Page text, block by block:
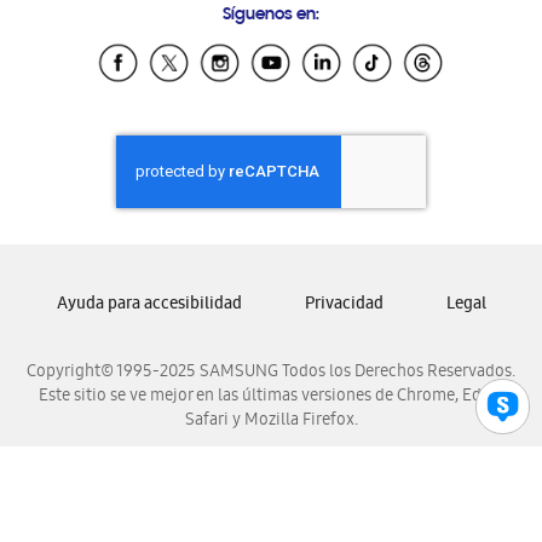
Samsung Ecuador
Samsung El Salvador
Samsung Honduras
Samsung Nicaragua
Samsung Panamá
Samsung Venezuela
Síguenos en:
Copyright© 1995-2025 SAMSUNG Todos los Derechos Reservados.
Este sitio se ve mejor en las últimas versiones de Chrome, Edge,
Safari y Mozilla Firefox.
Ayuda para accesibilidad Privacidad Legal